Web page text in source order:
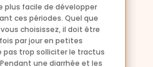
plus facile de développer
ces périodes. Quel que
choisissez, il doit être
par jour en petites
pas trop solliciter le tractus
une diarrhée et les